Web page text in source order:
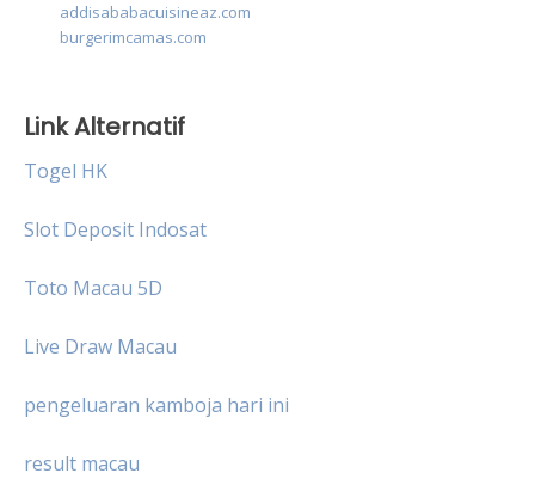
addisababacuisineaz.com
burgerimcamas.com
Link Alternatif
Togel HK
Slot Deposit Indosat
Toto Macau 5D
Live Draw Macau
pengeluaran kamboja hari ini
result macau